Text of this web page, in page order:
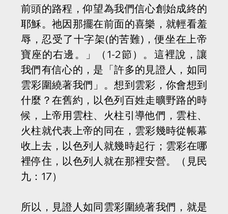
前頭的路程，仰望為我們信心創始成終的
耶穌。祂因那擺在前面的喜樂，就輕看羞
辱，忍受了十字架(的苦難)，便坐在上帝
寶座的右邊。」（1-2節）。這裡說，讓
我們有信心的，是「許多的見證人，如同
雲彩圍繞著我們」。想到雲彩，你會想到
什麼？在舊約，以色列百姓走曠野路的時
候，上帝用雲柱、火柱引導他們，雲柱、
火柱就代表上帝的同在，雲彩幾時從帳幕
收上去，以色列人就幾時起行；雲彩在哪
裡停住，以色列人就在那裡安營。（見民
九：17）
所以，見證人如同雲彩圍繞著我們，就是